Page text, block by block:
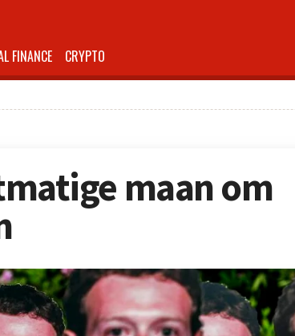
FINANCE CRYPTO
maan om